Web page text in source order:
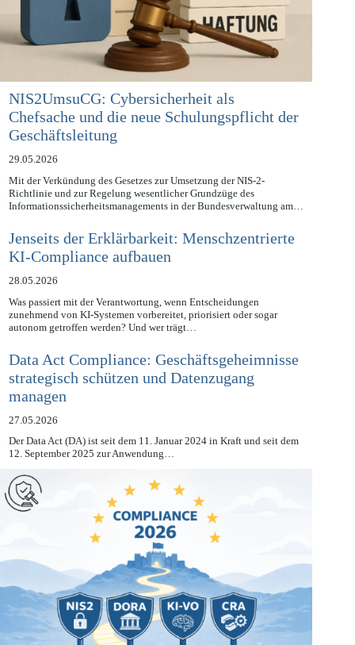
NIS2UmsuCG: Cybersicherheit als
Chefsache und die neue Schulungspflicht der
Geschäftsleitung
29.05.2026
Mit der Verkündung des Gesetzes zur Umsetzung der NIS-2-
Richtlinie und zur Regelung wesentlicher Grundzüge des
Jenseits der Erklärbarkeit: Menschzentrierte
KI-Compliance aufbauen
28.05.2026
Was passiert mit der Verantwortung, wenn Entscheidungen
zunehmend von KI-Systemen vorbereitet, priorisiert oder sogar
Data Act Compliance: Geschäftsgeheimnisse
strategisch schützen und Datenzugang
managen
27.05.2026
Der Data Act (DA) ist seit dem 11. Januar 2024 in Kraft und seit dem
12. September 2025 zur Anwendung…